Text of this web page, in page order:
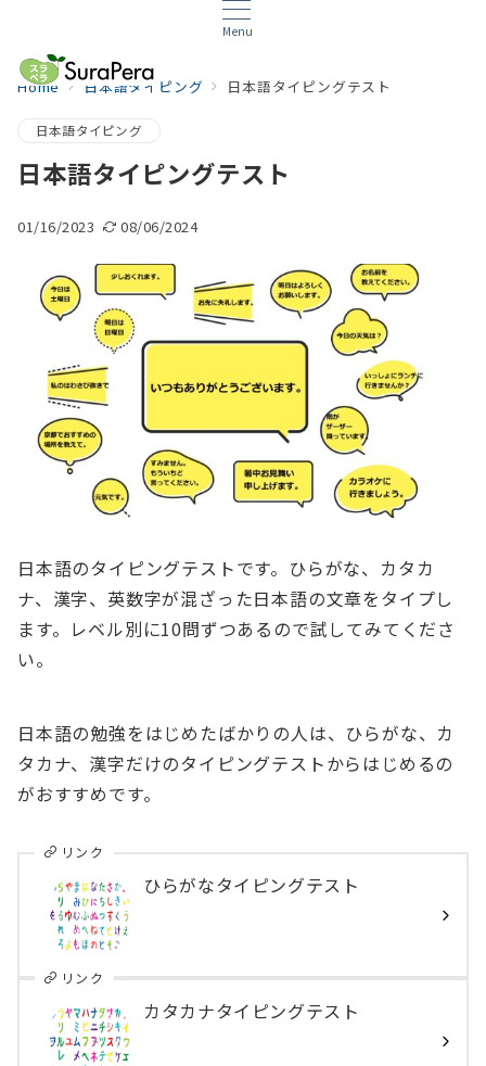
Menu
Home 日本語タイピング 日本語タイピングテスト
日本語タイピング
日本語タイピングテスト
01/16/2023 08/06/2024
日本語のタイピングテストです。ひらがな、カタカ
ナ、漢字、英数字が混ざった日本語の文章をタイプし
ます。レベル別に10問ずつあるので試してみてくださ
い。
日本語の勉強をはじめたばかりの人は、ひらがな、カ
タカナ、漢字だけのタイピングテストからはじめるの
がおすすめです。
リンク
ひらがなタイピングテスト
リンク
カタカナタイピングテスト